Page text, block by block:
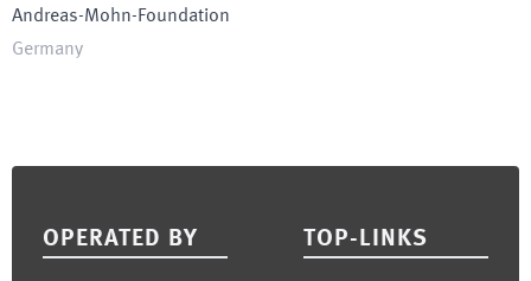
Andreas-Mohn-Foundation
Germany
OPERATED BY TOP-LINKS